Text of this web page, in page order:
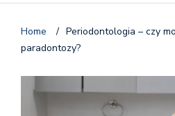
Home / Periodontologia – czy
paradontozy?